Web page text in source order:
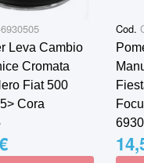
Leva Cambio
Cromata
Fiat 500
Cora
Cod.